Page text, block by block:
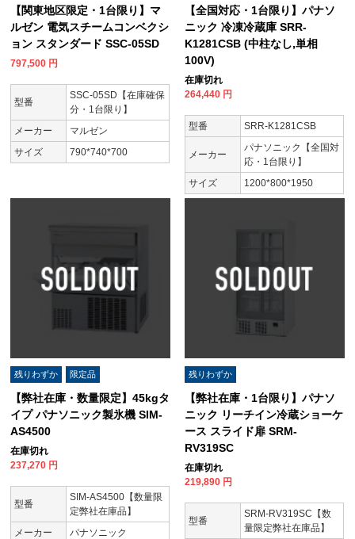
【関東地区限定・1台限り】マ
ルゼン 電気スチームコンベクシ
ョン スタンダード SSC-05SD
797,500 円
型番
SSC-05SD【在庫確保
分・1台限り】
メーカー
マルゼン
サイズ
790*740*700
【全国対応・1台限り】パナソ
ニック 冷凍冷蔵庫 SRR-
K1281CSB (中柱なし,単相
100V)
在庫切れ
264,440 円
型番 SRR-K1281CSB
メーカー
パナソニック【全国対
応・1台限り】
サイズ
1200*800*1950
残りわずか 限定品
【弊社在庫・数量限定】45kgタ
イプ パナソニック製氷機 SIM-
AS4500
在庫切れ
237,270 円
型番
SIM-AS4500【数量限
定弊社在庫品】
メーカー
パナソニック
残りわずか
【弊社在庫・1台限り】パナソ
ニック リーチイン冷蔵ショーケ
ース スライド扉 SRM-
RV319SC
在庫切れ
219,890 円
型番
SRM-RV319SC【数
量限定弊社在庫品】